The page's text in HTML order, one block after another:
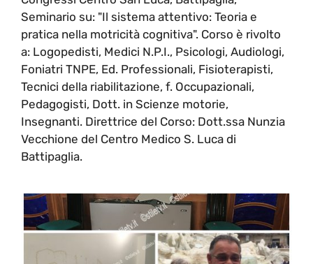
Seminario su: "Il sistema attentivo: Teoria e
pratica nella motricità cognitiva". Corso è rivolto
a: Logopedisti, Medici N.P.I., Psicologi, Audiologi,
Foniatri TNPE, Ed. Professionali, Fisioterapisti,
Tecnici della riabilitazione, f. Occupazionali,
Pedagogisti, Dott. in Scienze motorie,
Insegnanti. Direttrice del Corso: Dott.ssa Nunzia
Vecchione del Centro Medico S. Luca di
Battipaglia.